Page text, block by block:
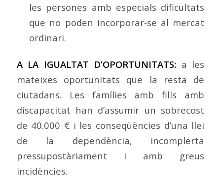
les persones amb especials dificultats
que no poden incorporar-se al mercat
ordinari.
A LA IGUALTAT D’OPORTUNITATS: a les
mateixes oportunitats que la resta de
ciutadans. Les famílies amb fills amb
discapacitat han d’assumir un sobrecost
de 40.000 € i les conseqüències d’una llei
de la dependència, incomplerta
pressupostàriament i amb greus
incidències.